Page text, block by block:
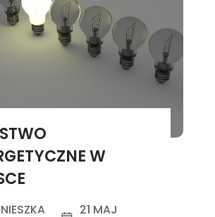
W
21 MAJ